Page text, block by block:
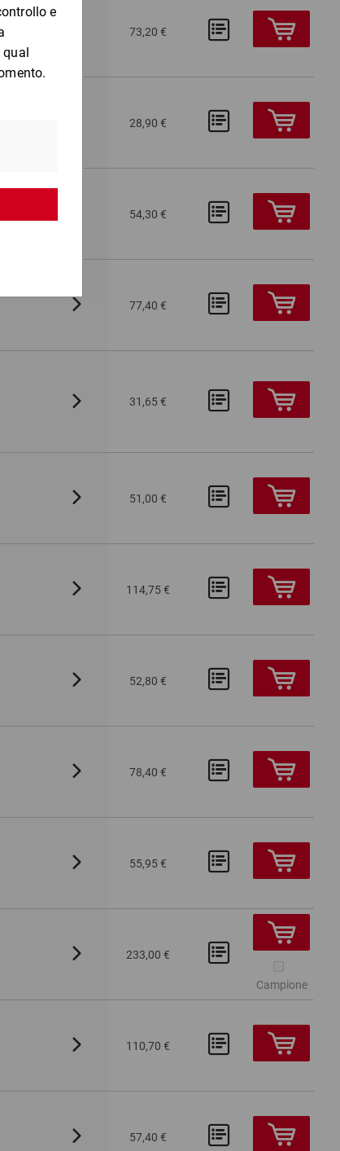
3,29 €
Da 200
3,10 €
73,20 €
2,81 €
Da 200
2,65 €
28,90 €
5,27 €
Da 200
4,96 €
54,30 €
5,02 €
Da 200
4,74 €
77,40 €
2,21 €
Da 200
2,09 €
1,80 €
31,65 €
2,98 €
Da 200
2,47 €
51,00 €
4,52 €
Da 200
4,38 €
114,75 €
3,16 €
Da 200
2,98 €
52,80 €
3,53 €
Da 200
3,33 €
78,40 €
55,95 €
8,43 €
Da 200
6,75 €
233,00 €
Campione
1/4 Europallet
7,14 €
Da 200
6,77 €
110,70 €
57,40 €